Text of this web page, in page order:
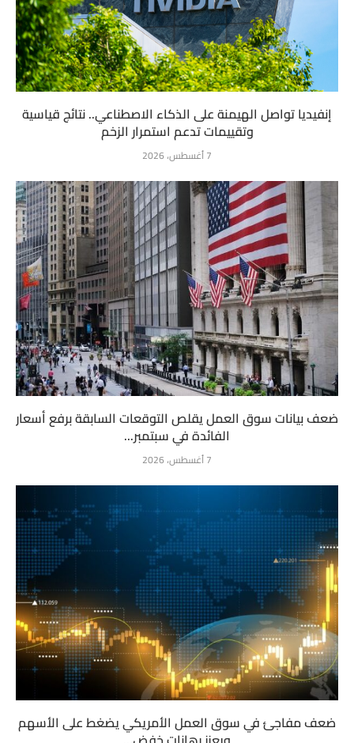
إنفيديا تواصل الهيمنة على الذكاء الاصطناعي.. نتائج قياسية
وتقييمات تدعم استمرار الزخم
7 أغسطس، 2026
ضعف بيانات سوق العمل يقلص التوقعات السابقة برفع أسعار
الفائدة في سبتمبر...
7 أغسطس، 2026
ضعف مفاجئ في سوق العمل الأمريكي يضغط على الأسهم